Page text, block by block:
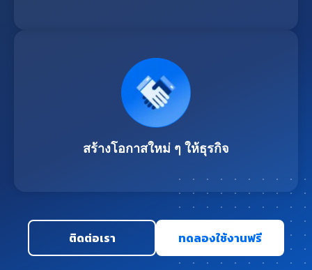
สร้างโอกาสใหม่ ๆ ให้ธุรกิจ
ติดต่อเรา ทดลองใช้งานฟรี